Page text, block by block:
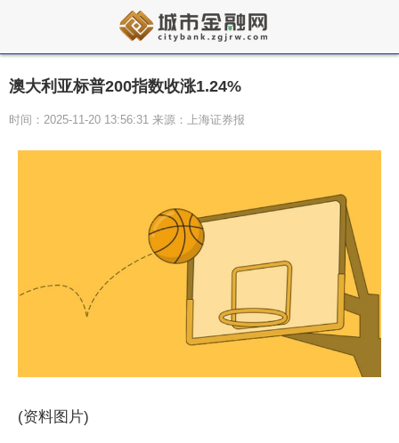
澳大利亚标普200指数收涨1.24%
时间：2025-11-20 13:56:31 来源：上海证券报
(资料图片)